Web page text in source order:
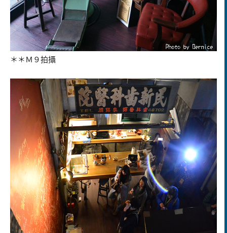
＊＊ Ｍ９拍攝